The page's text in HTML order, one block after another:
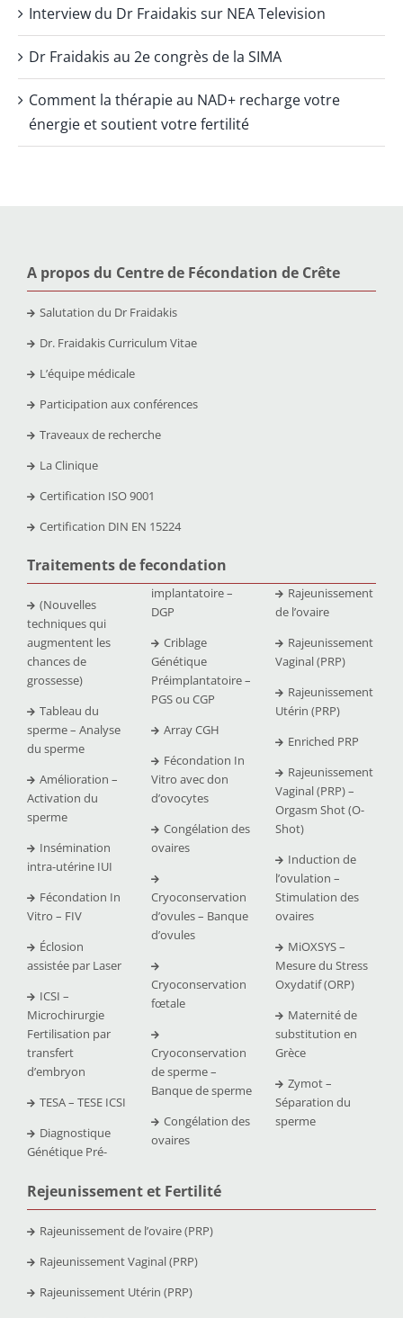
Interview du Dr Fraidakis sur NEA Television
Dr Fraidakis au 2e congrès de la SIMA
Comment la thérapie au NAD+ recharge votre
énergie et soutient votre fertilité
A propos du Centre de Fécondation de Crête
Salutation du Dr Fraidakis
Dr. Fraidakis Curriculum Vitae
L’équipe médicale
Participation aux conférences
Traveaux de recherche
La Clinique
Certification ISO 9001
Certification DIN EN 15224
Traitements de fecondation
(Nouvelles
techniques qui
augmentent les
chances de
grossesse)
Tableau du
sperme – Analyse
du sperme
Amélioration –
Activation du
sperme
Insémination
intra-utérine IUI
Fécondation In
Vitro – FIV
Éclosion
assistée par Laser
ICSI –
Microchirurgie
Fertilisation par
transfert
d’embryon
TESA – TESE ICSI
Diagnostique
Génétique Pré-
implantatoire –
DGP
Criblage
Génétique
Préimplantatoire –
PGS ou CGP
Array CGH
Fécondation In
Vitro avec don
d’ovocytes
Congélation des
ovaires
Cryoconservation
d’ovules – Banque
d’ovules
Cryoconservation
fœtale
Cryoconservation
de sperme –
Banque de sperme
Congélation des
ovaires
Rajeunissement
de l’ovaire
Rajeunissement
Vaginal (PRP)
Rajeunissement
Utérin (PRP)
Enriched PRP
Rajeunissement
Vaginal (PRP) –
Orgasm Shot (O-
Shot)
Induction de
l’ovulation –
Stimulation des
ovaires
MiOXSYS –
Mesure du Stress
Oxydatif (ORP)
Maternité de
substitution en
Grèce
Zymot –
Séparation du
sperme
Rejeunissement et Fertilité
Rajeunissement de l’ovaire (PRP)
Rajeunissement Vaginal (PRP)
Rajeunissement Utérin (PRP)